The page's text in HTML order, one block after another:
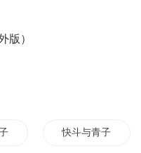
版）
快斗与青子的情